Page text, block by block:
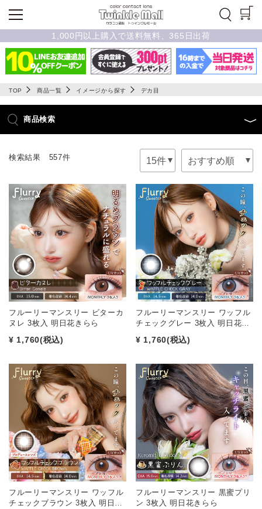
1,000円以上購入で送料無料、365日出荷
TOP 商品一覧 イメージから探す デカ目
商品検索
検索結果 557件
フルーリーマンスリー ビターカ
ヌレ 3枚入 明日花きらら
¥ 1,760(税込)
フルーリーマンスリー ワッフル
チェックグレー 3枚入 明日花…
¥ 1,760(税込)
フルーリーマンスリー ワッフル
チェックブラウン 3枚入 明日…
フルーリーマンスリー 黒蜜プリ
ン 3枚入 明日花きらら